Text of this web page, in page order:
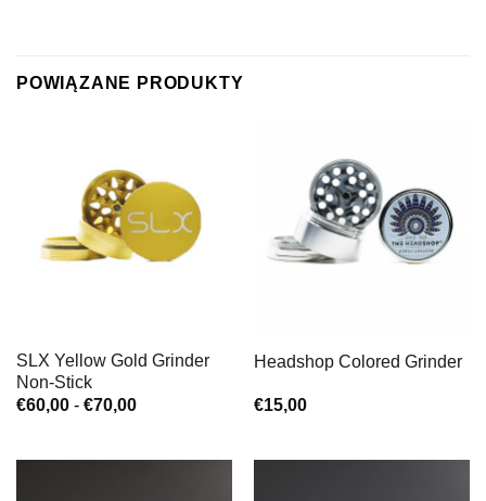
POWIĄZANE PRODUKTY
SLX Yellow Gold Grinder
Non-Stick
€60,00 - €70,00Zakres
€60,00
Headshop Colored Grinder
€15,00